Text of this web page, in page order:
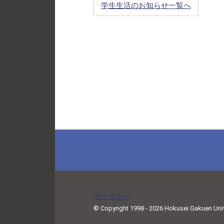
学生生活のお知らせ一覧へ
ポータルへ
© Copyright 1998 - 2026 Hokusei Gakuen